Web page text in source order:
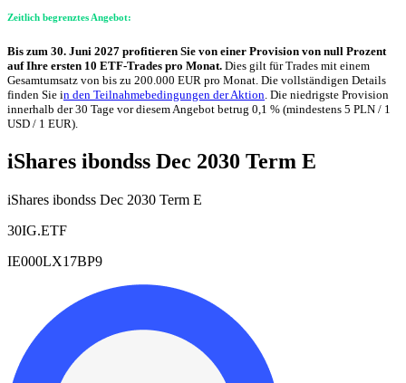
Zeitlich begrenztes Angebot:
Bis zum 30. Juni 2027 profitieren Sie von einer Provision von null Prozent
auf Ihre ersten 10 ETF-Trades pro Monat. Dies gilt für Trades mit einem
Gesamtumsatz von bis zu 200.000 EUR pro Monat. Die vollständigen Details
finden Sie in den Teilnahmebedingungen der Aktion. Die niedrigste Provision
innerhalb der 30 Tage vor diesem Angebot betrug 0,1 % (mindestens 5 PLN / 1
USD / 1 EUR).
iShares ibondss Dec 2030 Term E
iShares ibondss Dec 2030 Term E
30IG.ETF
IE000LX17BP9